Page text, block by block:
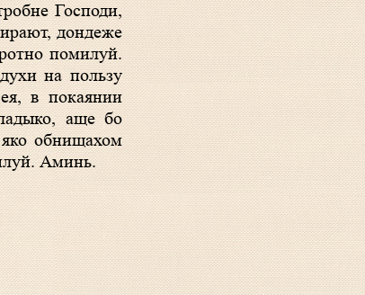
Господи,
дондеже
помилуй.
на пользу
в покаянии
аще бо
обнищахом
Аминь.